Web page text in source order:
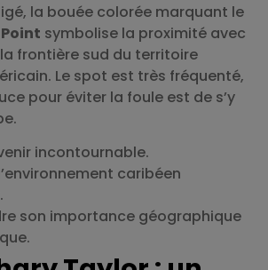
la bouée colorée marquant le
symbolise la proximité avec
frontière sud du territoire
Le spot est très fréquenté,
pour éviter la foule est de s’y
incontournable.
caribéen
son importance géographique